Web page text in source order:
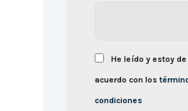
He leído y estoy de
acuerdo con los
condiciones